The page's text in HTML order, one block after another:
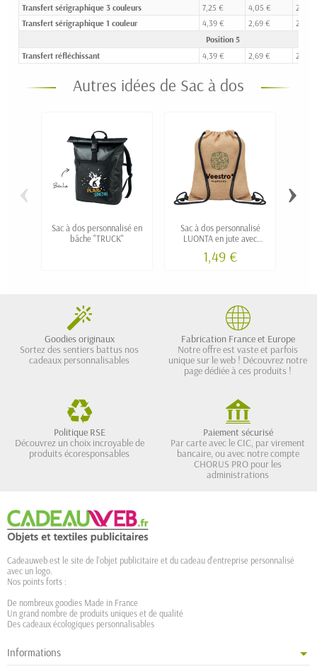
Transfert sérigraphique 3 couleurs
7,25 € 4,05 €
2,97 €
Transfert sérigraphique 1 couleur
4,39 € 2,69 €
2,12 €
Position 5
Transfert réfléchissant
4,39 € 2,69 € 2,12 €
Autres idées de Sac à dos
Sac à dos personnalisé en
bâche "TRUCK"
Sac à dos personnalisé
LUONTA en jute avec
1,49 €
‹ ›
Goodies originaux
Sortez des sentiers battus nos
cadeaux personnalisables
Fabrication France et Europe
Notre offre est vaste et parfois
unique sur le web ! Découvrez notre
page dédiée à ces produits !
Politique RSE
Découvrez un choix incroyable de
produits écoresponsables
Paiement sécurisé
Par carte avec le CIC, par virement
bancaire, ou avec notre compte
CHORUS PRO pour les
administrations
Cadeauweb est le site de l'objet publicitaire et du cadeau d'entreprise personnalisé
avec un logo.
Nos points forts :
De nombreux goodies Made in France
Un grand nombre de produits uniques et de qualité
Des cadeaux écologiques personnalisables
Informations